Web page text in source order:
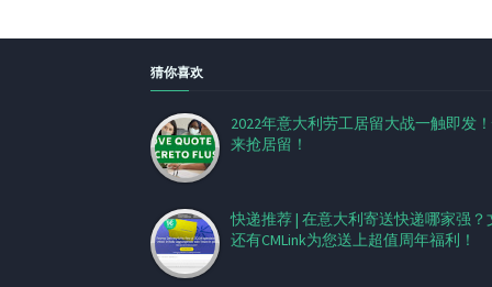
猜你喜欢
2022年意大利劳工居留大战一触即发
来抢居留！
快递推荐 | 在意大利寄送快递哪家强？
还有CMLink为您送上超值周年福利！